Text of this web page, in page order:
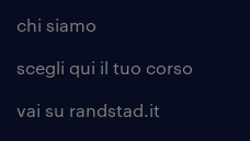
chi siamo
scegli qui il tuo corso
vai su randstad.it